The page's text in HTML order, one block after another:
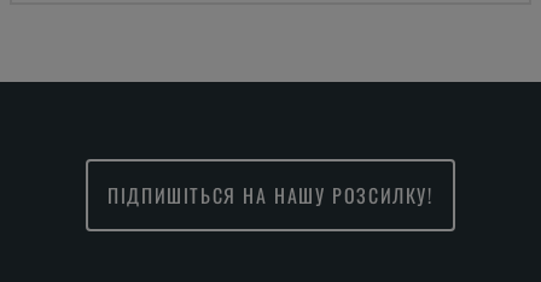
ПІДПИШІТЬСЯ НА НАШУ РОЗСИЛКУ!